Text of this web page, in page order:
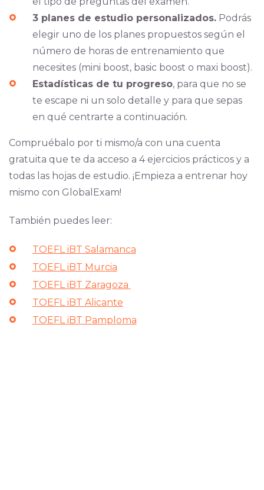
3 planes de estudio personalizados.Podrás
elegir uno de los planes propuestos según el
número de horas de entrenamiento que
necesites (mini boost, basic boost o maxi boost).
Estadísticas de tu progreso, para que no se
te escape ni un solo detalle y para que sepas
en qué centrarte a continuación.
Compruébalo por ti mismo/a con una cuenta
gratuita que te da acceso a 4 ejercicios prácticos y a
todas las hojas de estudio. ¡Empieza a entrenar hoy
mismo con GlobalExam!
También puedes leer:
TOEFL iBT Salamanca
TOEFL iBT Murcia
TOEFL iBT Zaragoza
TOEFL iBT Alicante
TOEFL iBT Pamploma